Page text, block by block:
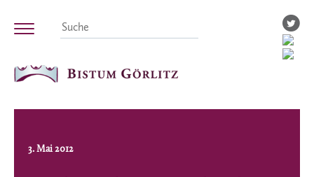
3. Mai 2012